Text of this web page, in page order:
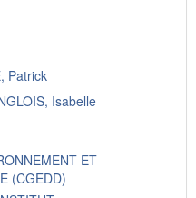
Patrick
Isabelle
ET
(CGEDD)